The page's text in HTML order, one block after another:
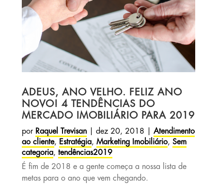
ADEUS, ANO VELHO. FELIZ ANO
NOVO! 4 TENDÊNCIAS DO
MERCADO IMOBILIÁRIO PARA 2019
por Raquel Trevisan| dez 20, 2018
Atendimento
ao cliente, Estratégia, Marketing Imobiliário, Sem
categoria, tendências2019
É fim de 2018 e a gente começa a nossa lista de
metas para o ano que vem chegando.